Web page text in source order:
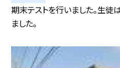
期末テストを行いました。生
ました。